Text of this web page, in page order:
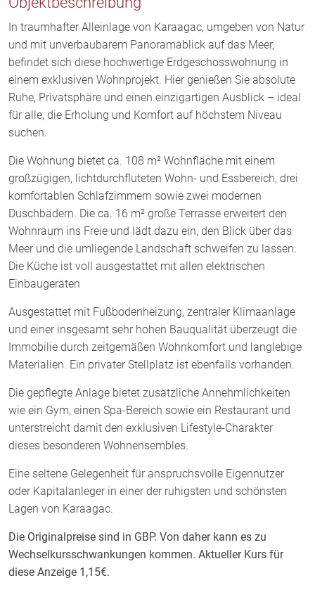
In traumhafter Alleinlage von Karaagac, umgeben von Natur
und mit unverbaubarem Panoramablick auf das Meer,
befindet sich diese hochwertige Erdgeschosswohnung in
einem exklusiven Wohnprojekt. Hier genießen Sie absolute
Ruhe, Privatsphäre und einen einzigartigen Ausblick – ideal
für alle, die Erholung und Komfort auf höchstem Niveau
suchen.
Die Wohnung bietet ca. 108 m² Wohnfläche mit einem
großzügigen, lichtdurchfluteten Wohn- und Essbereich, drei
komfortablen Schlafzimmern sowie zwei modernen
Duschbädern. Die ca. 16 m² große Terrasse erweitert den
Wohnraum ins Freie und lädt dazu ein, den Blick über das
Meer und die umliegende Landschaft schweifen zu lassen.
Die Küche ist voll ausgestattet mit allen elektrischen
Einbaugeräten
Ausgestattet mit Fußbodenheizung, zentraler Klimaanlage
und einer insgesamt sehr hohen Bauqualität überzeugt die
Immobilie durch zeitgemäßen Wohnkomfort und langlebige
Materialien. Ein privater Stellplatz ist ebenfalls vorhanden.
Die gepflegte Anlage bietet zusätzliche Annehmlichkeiten
wie ein Gym, einen Spa-Bereich sowie ein Restaurant und
unterstreicht damit den exklusiven Lifestyle-Charakter
dieses besonderen Wohnensembles.
Eine seltene Gelegenheit für anspruchsvolle Eigennutzer
oder Kapitalanleger in einer der ruhigsten und schönsten
Lagen von Karaagac.
Die Originalpreise sind in GBP. Von daher kann es zu
Wechselkursschwankungen kommen. Aktueller Kurs für
diese Anzeige 1,15€.